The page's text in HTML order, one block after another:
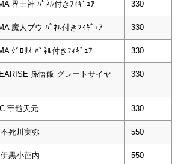
界王神 ﾊﾟﾈﾙ付きﾌｨｷﾞｭｱ 330
魔人ブウ ﾊﾟﾈﾙ付きﾌｨｷﾞｭｱ 330
ｸﾞﾛﾘｵ ﾊﾟﾈﾙ付きﾌｨｷﾞｭｱ 330
孫悟飯 グレートサイヤ
330
宇髄天元 330
死川実弥 550
黒小芭内 550